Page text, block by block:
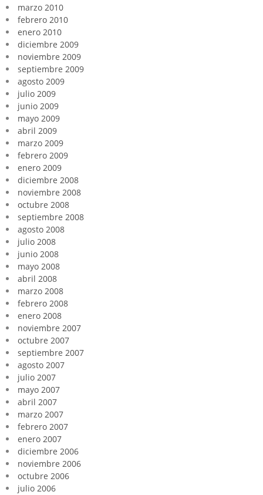
marzo 2010
febrero 2010
enero 2010
diciembre 2009
noviembre 2009
septiembre 2009
agosto 2009
julio 2009
junio 2009
mayo 2009
abril 2009
marzo 2009
febrero 2009
enero 2009
diciembre 2008
noviembre 2008
octubre 2008
septiembre 2008
agosto 2008
julio 2008
junio 2008
mayo 2008
abril 2008
marzo 2008
febrero 2008
enero 2008
noviembre 2007
octubre 2007
septiembre 2007
agosto 2007
julio 2007
mayo 2007
abril 2007
marzo 2007
febrero 2007
enero 2007
diciembre 2006
noviembre 2006
octubre 2006
julio 2006